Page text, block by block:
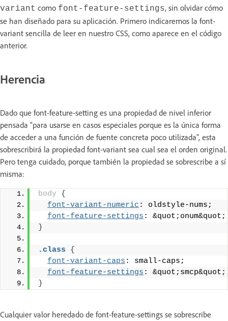
variant como font-feature-settings, sin olvidar cómo
se han diseñado para su aplicación. Primero indicaremos la font-
variant sencilla de leer en nuestro CSS, como aparece en el código
anterior.
Herencia
Dado que font-feature-setting es una propiedad de nivel inferior
pensada “para usarse en casos especiales porque es la única forma
de acceder a una función de fuente concreta poco utilizada”, esta
sobrescribirá la propiedad font-variant sea cual sea el orden original.
Pero tenga cuidado, porque también la propiedad se sobrescribe a sí
misma:
body {
font-variant-numeric : oldstyle-nums;
font-feature-settings :
}
.class
{
font-variant-caps : small-caps;
font-feature-settings :
}
Cualquier valor heredado de font-feature-settings se sobrescribe